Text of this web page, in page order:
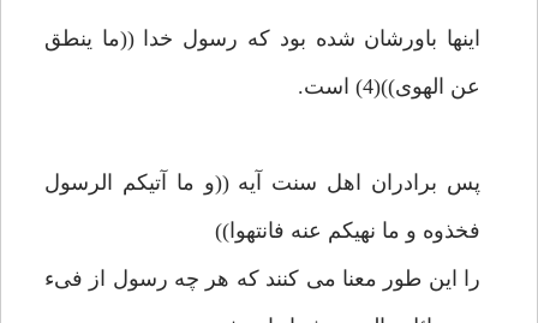
اينها باورشان شده بود كه رسول خدا ((ما ينطق
عن الهوى))(4) است.
پس برادران اهل سنت آيه ((و ما آتيكم الرسول
فخذوه و ما نهيكم عنه فانتهوا))
را اين طور معنا مى كنند كه هر چه رسول از فىء